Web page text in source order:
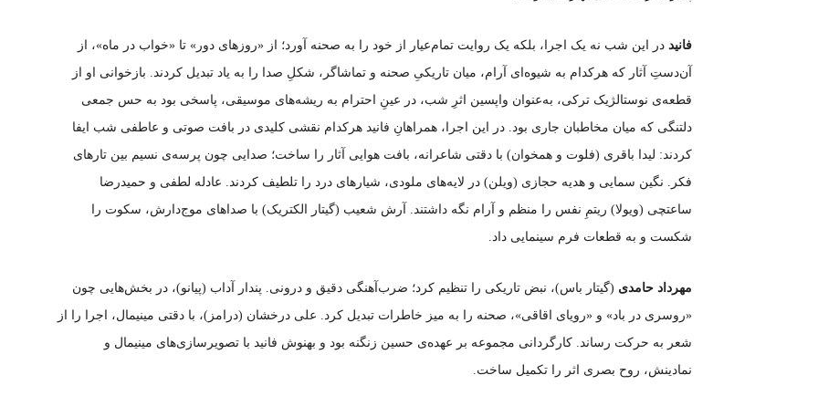
فانید در این شب نه یک اجرا، بلکه یک روایت تمام‌عیار از خود را به صحنه آورد؛ از «روزهای دور» تا «خواب در ماه»، از
آن‌دستِ آثار که هرکدام به شیوه‌ای آرام، میان تاریکیِ صحنه و تماشاگر، شکلِ صدا را به یاد تبدیل کردند. بازخوانی او از
قطعه‌ی نوستالژیک ترکی، به‌عنوان واپسین اثرِ شب، در عینِ احترام به ریشه‌های موسیقی، پاسخی بود به حس جمعی
دلتنگی که میان مخاطبان جاری بود. در این اجرا، همراهانِ فانید هرکدام نقشی کلیدی در بافت صوتی و عاطفی شب ایفا
کردند: لیدا باقری (فلوت و همخوان) با دقتی شاعرانه، بافت هوایی آثار را ساخت؛ صدایی چون پرسه‌ی نسیم بین تارهای
فکر. نگین سمایی و هدیه حجازی (ویلن) در لایه‌های ملودی، شیارهای درد را تلطیف کردند. عادله لطفی و حمیدرضا
ساعتچی (ویولا) ریتمِ نفس را منظم و آرام نگه داشتند. آرش شعیب (گیتار الکتریک) با صداهای موج‌دارش، سکوت را
شکست و به قطعات فرم سینمایی داد.
مهرداد حامدی (گیتار باس)، نبض تاریکی را تنظیم کرد؛ ضرب‌آهنگی دقیق و درونی. پندار آداب (پیانو)، در بخش‌هایی چون
«روسری در باد» و «رویای اقاقی»، صحنه را به میز خاطرات تبدیل کرد. علی درخشان (درامز)، با دقتی مینیمال، اجرا را از
شعر به حرکت رساند. کارگردانی مجموعه بر عهده‌ی حسین زنگنه بود و بهنوش فانید با تصویرسازی‌های مینیمال و
نمادینش، روح بصری اثر را تکمیل ساخت.